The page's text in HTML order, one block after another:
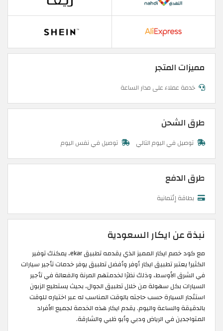
مميزات المتجر
خدمة عملاء على مدار الساعة
طرق الشحن
توصيل في اليوم التالي توصيل في نفس اليوم
طرق الدفع
بطاقة إئتمانية
نبذة عن ايكار السعودية
مع كود خصم ايكار المميز الذي يقدمه تطبيق ekar، يمكنك توفير
الكثير! يعتبر تطبيق ايكار أوفر وأفضل تطبيق يوفر خدمات تأجير سيارات
في الشرق الأوسط، وذلك نظرًا لخدمتهم المرنة والفعالة في تأجير
السيارات بكل سهولة من خلال تطبيق الجوال، بحيث يستطيع الزبون
استئجار السيارة حسب حاجته بالوقت المناسب له عبر اختياره للوقت
بالدقيقة والساعة واليوم. يقدم ايكار هذه الخدمة لجميع الأفراد
المتواجدين في الرياض ودبي وأبو ظبي والشارقة.